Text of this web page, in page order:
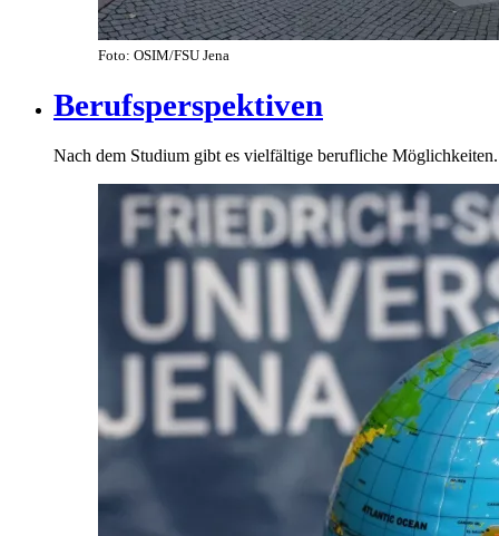
Foto: OSIM/FSU Jena
Berufsperspektiven
Nach dem Studium gibt es vielfältige berufliche Möglichkeiten.